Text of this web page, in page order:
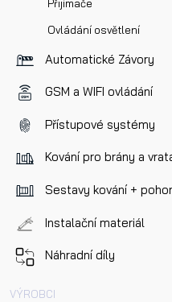
Přijímače
Ovládání osvětlení
Automatické Závory
GSM a WIFI ovládání
Přístupové systémy
Kování pro brány a
Sestavy kování +
Instalační materiál
Náhradní díly
VÝROBCI